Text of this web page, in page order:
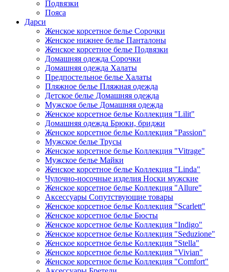
Подвязки
Пояса
Дарси
Женское корсетное белье Сорочки
Женское нижнее белье Панталоны
Женское корсетное белье Подвязки
Домашняя одежда Сорочки
Домашняя одежда Халаты
Предпостельное белье Халаты
Пляжное белье Пляжная одежда
Детское белье Домашняя одежда
Мужское белье Домашняя одежда
Женское корсетное белье Коллекция "Lilit"
Домашняя одежда Брюки, бриджи
Женское корсетное белье Коллекция "Passion"
Мужское белье Трусы
Женское корсетное белье Коллекция "Vitrage"
Мужское белье Майки
Женское корсетное белье Коллекция "Linda"
Чулочно-носочные изделия Носки мужские
Женское корсетное белье Коллекция "Allure"
Аксессуары Сопутствующие товары
Женское корсетное белье Коллекция "Scarlett"
Женское корсетное белье Бюсты
Женское корсетное белье Коллекция "Indigo"
Женское корсетное белье Коллекция "Seduzione"
Женское корсетное белье Коллекция "Stella"
Женское корсетное белье Коллекция "Vivian"
Женское корсетное белье Коллекция "Comfort"